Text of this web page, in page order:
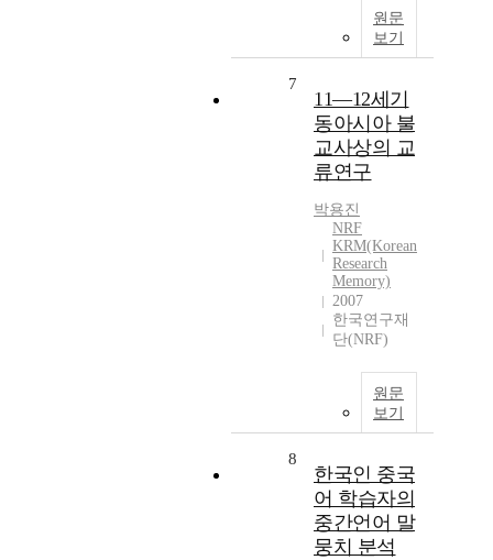
원문
보기
7
11―12세기
동아시아 불
교사상의 교
류연구
박용진
NRF
KRM(Korean
Research
Memory)
2007
한국연구재
단(NRF)
원문
보기
8
한국인 중국
어 학습자의
중간언어 말
뭉치 분석